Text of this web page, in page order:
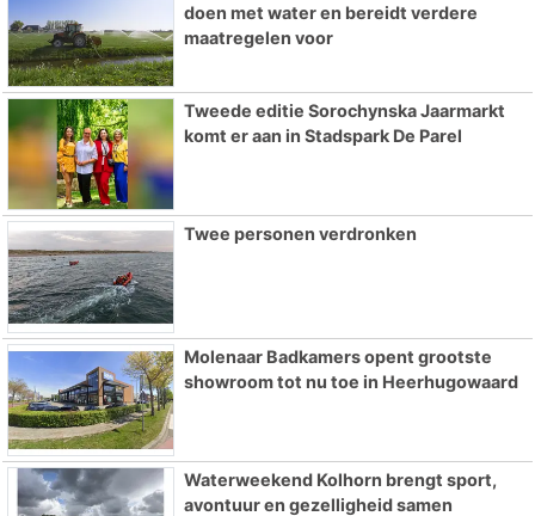
doen met water en bereidt verdere
maatregelen voor
Tweede editie Sorochynska Jaarmarkt
komt er aan in Stadspark De Parel
Twee personen verdronken
Molenaar Badkamers opent grootste
showroom tot nu toe in Heerhugowaard
Waterweekend Kolhorn brengt sport,
avontuur en gezelligheid samen